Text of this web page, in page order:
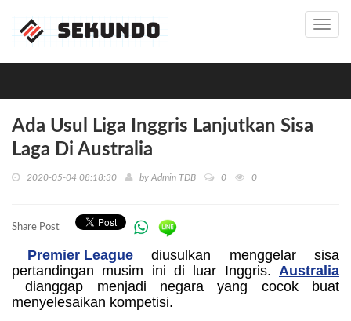
Ada Usul Liga Inggris Lanjutkan Sisa
Laga Di Australia
2020-05-04 08:18:30 by Admin TDB 0 0
Share Post
Premier League diusulkan menggelar sisa
pertandingan musim ini di luar Inggris. Australia
dianggap menjadi negara yang cocok buat
menyelesaikan kompetisi.